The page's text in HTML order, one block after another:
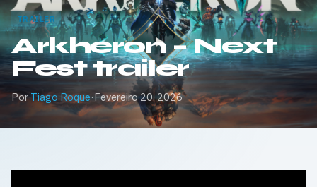
TRAILER
Arkheron – Next
Fest trailer
PorTiago Roque·Fevereiro 20, 2026